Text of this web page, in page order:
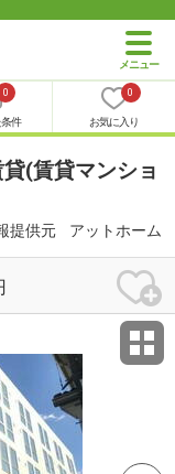
0
件
0
お気に入り
(賃貸マンショ
提供元 アットホーム